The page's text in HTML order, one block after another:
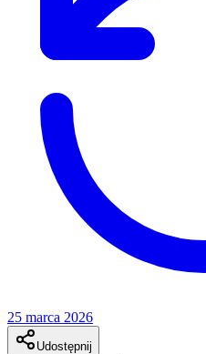
25 marca 2026
Udostępnij